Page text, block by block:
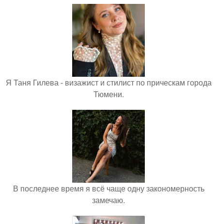
Я Таня Гилева - визажист и стилист по прическам города
Тюмени.
В последнее время я всё чаще одну закономерность
замечаю.